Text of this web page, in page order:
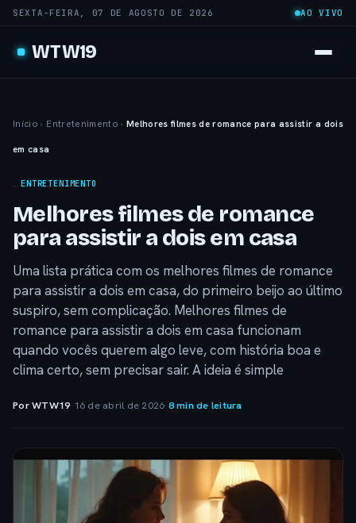
SEXTA-FEIRA, 07 DE AGOSTO DE 2026 AO VIVO
WTW19
Início › Entretenimento › Melhores filmes de romance para assistir a dois
em casa
ENTRETENIMENTO
Melhores filmes de romance
para assistir a dois em casa
Uma lista prática com os melhores filmes de romance
para assistir a dois em casa, do primeiro beijo ao último
suspiro, sem complicação. Melhores filmes de
romance para assistir a dois em casa funcionam
quando vocês querem algo leve, com história boa e
clima certo, sem precisar sair. A ideia é simple
Por WTW19· 16 de abril de 2026·8 min de leitura